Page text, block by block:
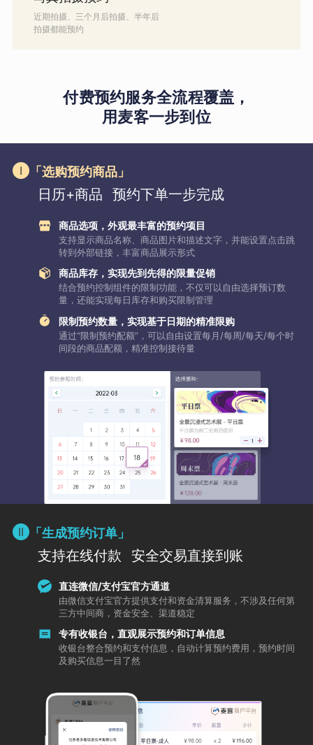
近期拍摄、三个月后拍摄、半年后
拍摄都能预约
付费预约服务全流程覆盖，
用麦客一步到位
「选购预约商品」
日历+商品 预约下单一步完成
商品选项，外观最丰富的预约项目
支持显示商品名称、商品图片和描述文字，并能设置点击跳
转到外部链接，丰富商品展示形式
商品库存，实现先到先得的限量促销
结合预约控制组件的限制功能，不仅可以自由选择预订数
量，还能实现每日库存和购买限制管理
限制预约数量，实现基于日期的精准限购
通过“限制预约配额”，可以自由设置每月/每周/每天/每个时
间段的商品配额，精准控制接待量
「生成预约订单」
支持在线付款 安全交易直接到账
直连微信/支付宝官方通道
由微信支付宝官方提供支付和资金清算服务，不涉及任何第
三方中间商，资金安全、渠道稳定
专有收银台，直观展示预约和订单信息
收银台整合预约和支付信息，自动计算预约费用，预约时间
及购买信息一目了然